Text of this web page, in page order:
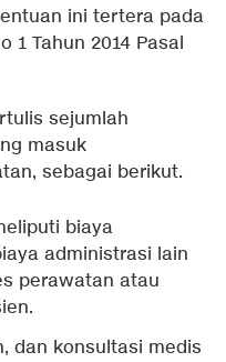
ini tertera pada
1 Tahun 2014 Pasal
sejumlah
masuk
sebagai berikut.
biaya
administrasi lain
perawatan atau
dan konsultasi medis